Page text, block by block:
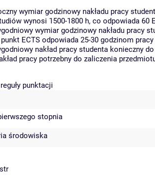
wymiar godzinowy nakładu pracy
wynosi 1500-1800 h, co odpowiada 60
wymiar godzinowy nakładu pracy
punkt ECTS odpowiada 25-30 godzinom
nakład pracy studenta konieczny
pracy potrzebny do zaliczenia
punktacji
stopnia
środowiska